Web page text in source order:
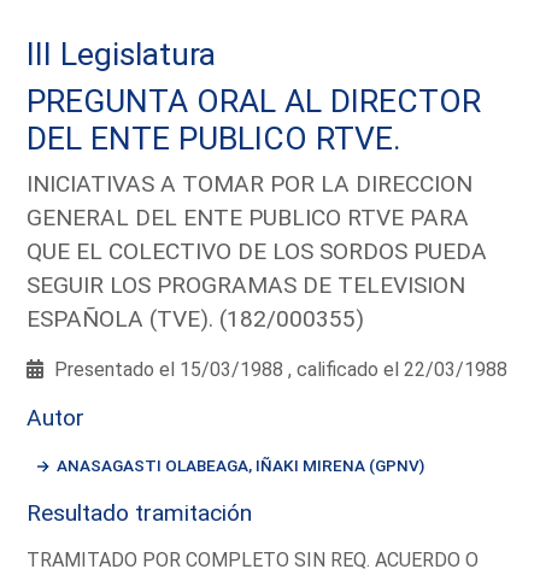
III Legislatura
PREGUNTA ORAL AL DIRECTOR
DEL ENTE PUBLICO RTVE.
INICIATIVAS A TOMAR POR LA DIRECCION
GENERAL DEL ENTE PUBLICO RTVE PARA
QUE EL COLECTIVO DE LOS SORDOS PUEDA
SEGUIR LOS PROGRAMAS DE TELEVISION
ESPAÑOLA (TVE). (182/000355)
Presentado el 15/03/1988 , calificado el 22/03/1988
Autor
ANASAGASTI OLABEAGA, IÑAKI MIRENA (GPNV)
Resultado tramitación
TRAMITADO POR COMPLETO SIN REQ. ACUERDO O